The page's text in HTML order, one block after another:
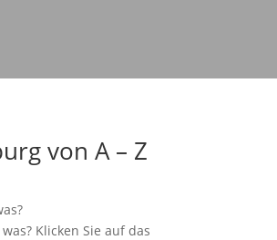
Kranz
von A – Z
Klicken Sie auf das